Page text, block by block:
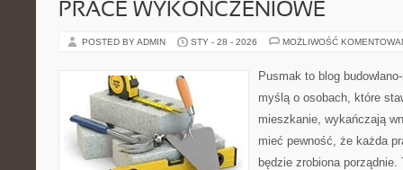
PRACE WYKOŃCZENIOWE
POSTED BY ADMIN STY - 28 - 2026 MOŻLIWOŚĆ
Pusmak to blog
myślą o osobach, które
mieszkanie, wykańczają
mieć pewność, że każda
będzie zrobiona